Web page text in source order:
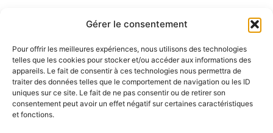
Gérer le consentement
Pour offrir les meilleures expériences, nous utilisons des technologies
telles que les cookies pour stocker et/ou accéder aux informations des
appareils. Le fait de consentir à ces technologies nous permettra de
traiter des données telles que le comportement de navigation ou les ID
uniques sur ce site. Le fait de ne pas consentir ou de retirer son
consentement peut avoir un effet négatif sur certaines caractéristiques
et fonctions.
Partenaires :
LaMaisonDuDonut
LaBelleBiere